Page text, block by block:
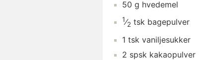
50 g hvedemel
1⁄2 tsk bagepulver
1 tsk vaniljesukker
2 spsk kakaopulver